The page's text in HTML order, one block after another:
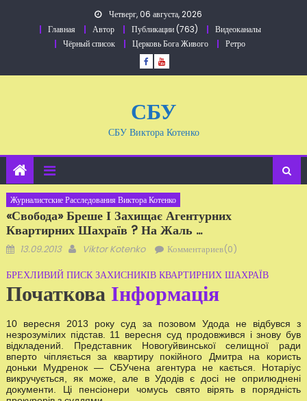
Четверг, 06 августа, 2026
Главная
Автор Публикации (763)
Видеоканалы
Чёрный список
Церковь Бога Живого Ретро
СБУ
СБУ Виктора Котенко
Журналистские Расследования Виктора Котенко
«Свобода» Бреше І Захищає Агентурних
Квартирних Шахраїв ? На Жаль ...
Добавлено
13.09.2013 Автор
Viktor Kotenko
Комментариев(0)
БРЕХЛИВИЙ ПИСК ЗАХИСНИКІВ КВАРТИРНИХ ШАХРАЇВ
Початкова Інформація
10 вересня 2013 року суд за позовом Удода не відбувся з
незрозумілих підстав. 11 вересня суд продовжився і знову був
відкладений. Представник Новогуйвинської селищної ради
вперто чіпляється за квартиру покійного Дмитра на користь
доньки Мудренок — СБУчена агентура не кається. Нотаріус
викручується, як може, але в Удодів є досі не оприлюднені
документи. Ці пенсіонери чомусь свято вірять в порядність